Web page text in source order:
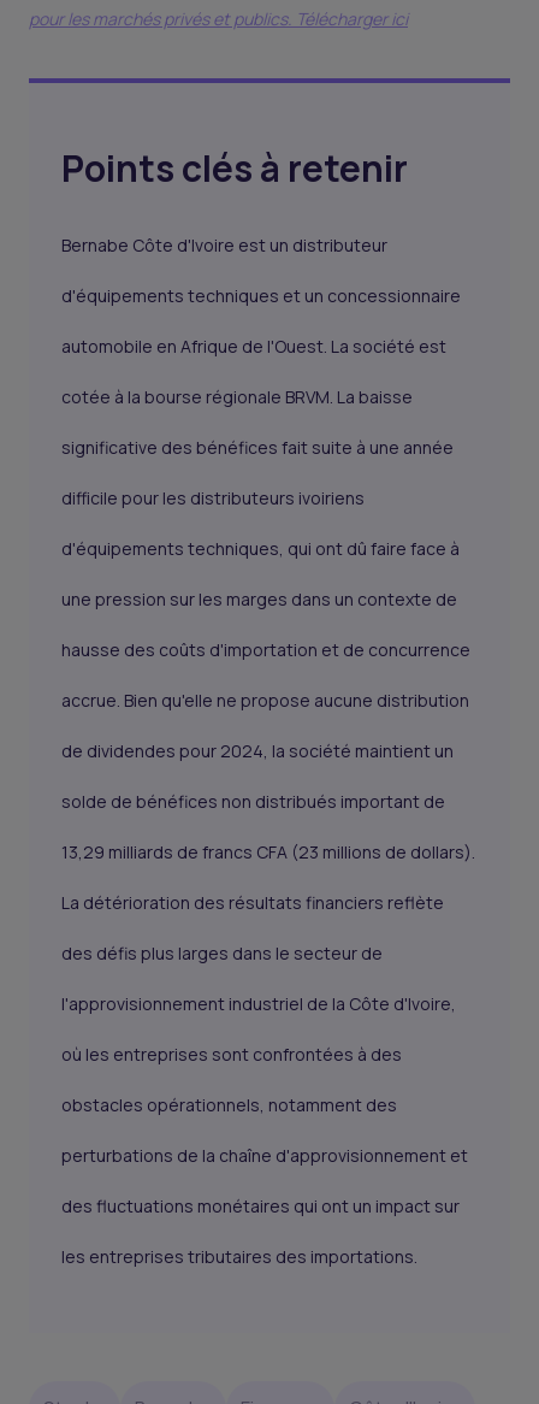
pour les marchés privés et publics. Télécharger ici
Points clés à retenir
Bernabe Côte d'Ivoire est un distributeur
d'équipements techniques et un concessionnaire
automobile en Afrique de l'Ouest. La société est
cotée à la bourse régionale BRVM. La baisse
significative des bénéfices fait suite à une année
difficile pour les distributeurs ivoiriens
d'équipements techniques, qui ont dû faire face à
une pression sur les marges dans un contexte de
hausse des coûts d'importation et de concurrence
accrue. Bien qu'elle ne propose aucune distribution
de dividendes pour 2024, la société maintient un
solde de bénéfices non distribués important de
13,29 milliards de francs CFA (23 millions de dollars).
La détérioration des résultats financiers reflète
des défis plus larges dans le secteur de
l'approvisionnement industriel de la Côte d'Ivoire,
où les entreprises sont confrontées à des
obstacles opérationnels, notamment des
perturbations de la chaîne d'approvisionnement et
des fluctuations monétaires qui ont un impact sur
les entreprises tributaires des importations.